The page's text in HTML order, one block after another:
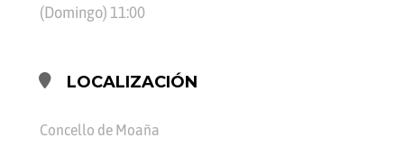
(Domingo) 11:00
LOCALIZACIÓN
Concello de Moaña